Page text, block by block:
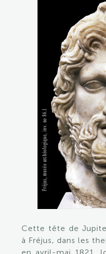
Cette tête de
à Fréjus, dans les